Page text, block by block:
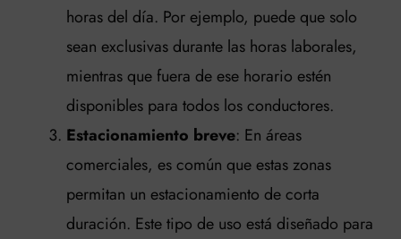
horas del día. Por ejemplo, puede que solo
sean exclusivas durante las horas laborales,
mientras que fuera de ese horario estén
disponibles para todos los conductores.
Estacionamiento breve: En áreas
comerciales, es común que estas zonas
permitan un estacionamiento de corta
duración. Este tipo de uso está diseñado para